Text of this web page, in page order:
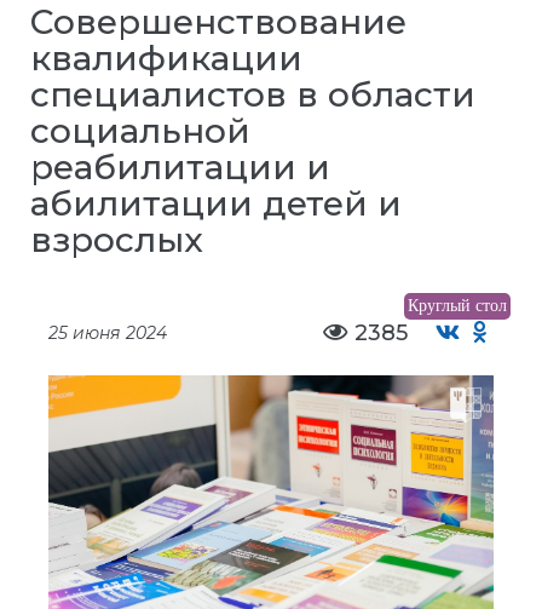
Совершенствование
квалификации
специалистов в области
социальной
реабилитации и
абилитации детей и
взрослых
Круглый стол
25 июня 2024 2385